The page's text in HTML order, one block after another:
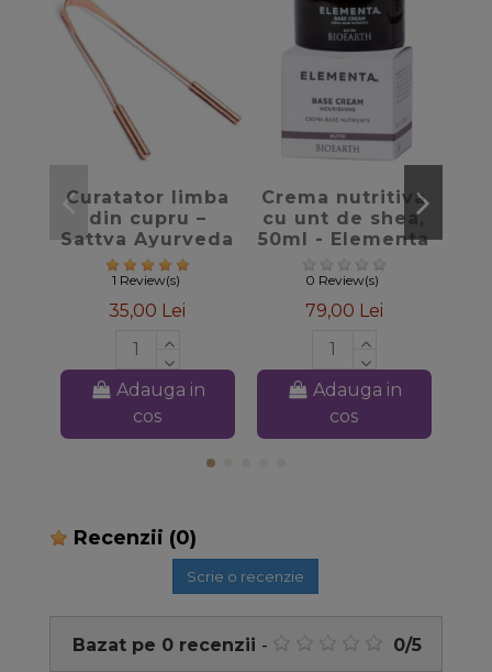
Curatator limba
din cupru –
Sattva Ayurveda
1 Review(s)
35,00 Lei
Adauga in
cos
favorite_border
Crema nutritiva
cu unt de shea,
50ml - Elementa
Bioearth
0 Review(s)
79,00 Lei
Adauga in
cos
Recenzii (0)
Scrie o recenzie
Bazat pe 0recenzii - 0/5